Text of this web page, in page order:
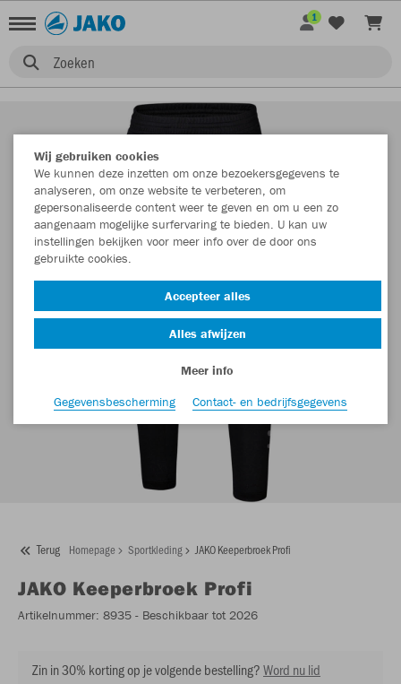
Zoeken
1
Terug Homepage Sportkleding JAKO Keeperbroek Profi
JAKO Keeperbroek Profi
Artikelnummer: 8935 - Beschikbaar tot 2026
Zin in 30% korting op je volgende bestelling?Word nu lid
Wij gebruiken cookies
We kunnen deze inzetten om onze bezoekersgegevens te
analyseren, om onze website te verbeteren, om
gepersonaliseerde content weer te geven en om u een zo
aangenaam mogelijke surfervaring te bieden. U kan uw
instellingen bekijken voor meer info over de door ons
gebruikte cookies.
Accepteer alles
Alles afwijzen
Meer info
Gegevensbescherming
Contact- en bedrijfsgegevens